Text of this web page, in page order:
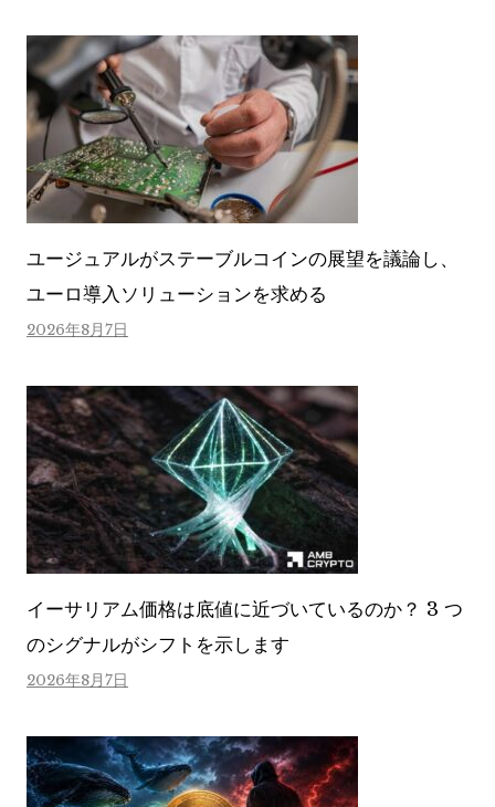
ユージュアルがステーブルコインの展望を議論し、
ユーロ導入ソリューションを求める
2026年8月7日
イーサリアム価格は底値に近づいているのか？ 3 つ
のシグナルがシフトを示します
2026年8月7日